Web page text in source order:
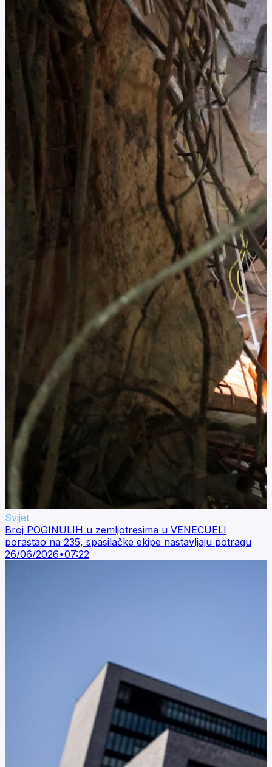
Svijet
Broj POGINULIH u zemljotresima u VENECUELI
porastao na 235, spasilačke ekipe nastavljaju potragu
26/06/2026•07:22